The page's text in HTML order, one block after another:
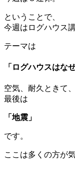
ということで、
今週はログハウス
テーマは
「ログハウスはな
空気、耐久ときて、
最後は
「地震」
です。
ここは多くの方が